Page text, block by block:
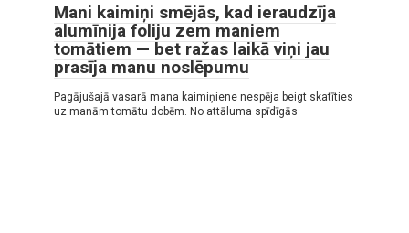
Mani kaimiņi smējās, kad ieraudzīja
alumīnija foliju zem maniem
tomātiem — bet ražas laikā viņi jau
prasīja manu noslēpumu
Pagājušajā vasarā mana kaimiņiene nespēja beigt skatīties
uz manām tomātu dobēm. No attāluma spīdīgās